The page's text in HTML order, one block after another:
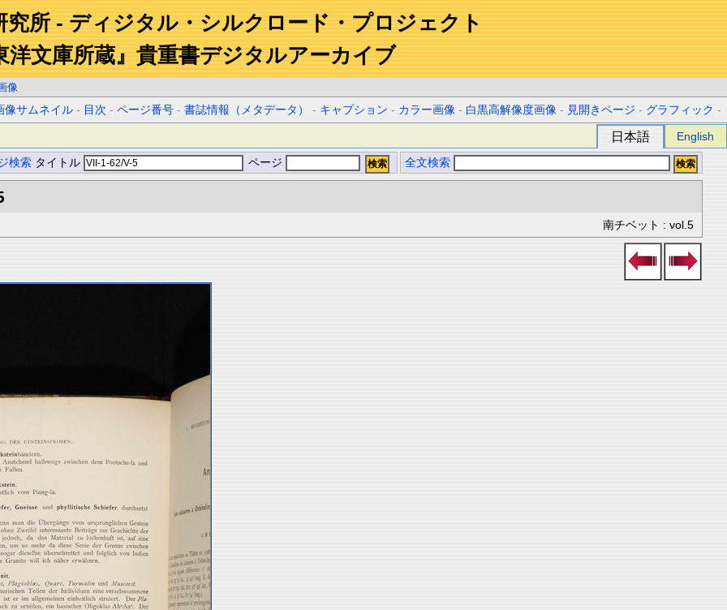
究所 - ディジタル・シルクロード・プロジェクト
洋文庫所蔵』貴重書デジタルアーカイブ
像
像サムネイル - 目次 -ページ番号 -書誌情報（メタデータ） - キャプション - カラー画像 - 白黒高解像度画像 - 見開きページ - グラフィック -
日本語 English
検索 タイトル ページ 全文検索
南チベット : vol.5